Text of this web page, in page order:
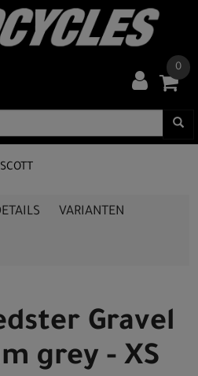
0
SCOTT
VARIANTEN
Gravel
grey - XS